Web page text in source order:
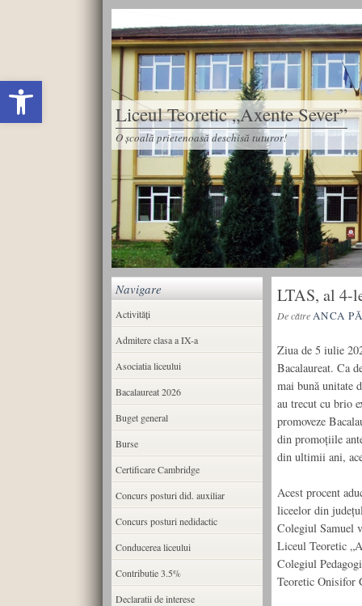
Deschide bara de unelte
Liceul Teoretic „Axente Sever”
O școală prietenoasă deschisă tuturor!
LTAS, al 4-
De cătreANCA
Ziua de 5 iulie
Bacalaureat. Ca
mai bună unitate
au trecut cu brio
promoveze
din promoțiile
din ultimii ani,
Acest procent
liceelor din
Colegiul Samuel
Liceul Teoretic
Colegiul
Teoretic Onisifor
Navigare
Activități
Admitere clasa a IX-a
Asociatia liceului
Bacalaureat 2026
Buget general
Burse
Certificare Cambridge
Concurs posturi did. auxiliar
Concurs posturi nedidactic
Conducerea liceului
Contributie 3.5%
Declaratii de interese